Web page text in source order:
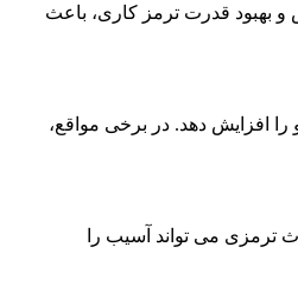
و بهبود قدرت ترمز کاری، باعث
افزایش دهد. در برخی مواقع،
می تواند آسیب را